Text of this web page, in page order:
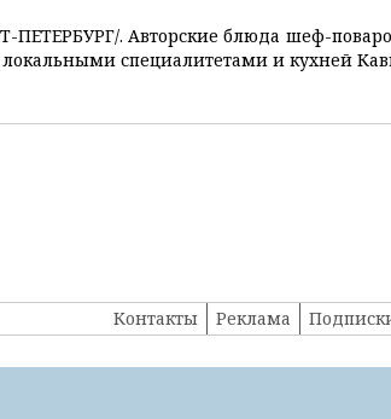
. Авторские блюда шеф-
локальными специалитетами и кухней
Контакты Реклама